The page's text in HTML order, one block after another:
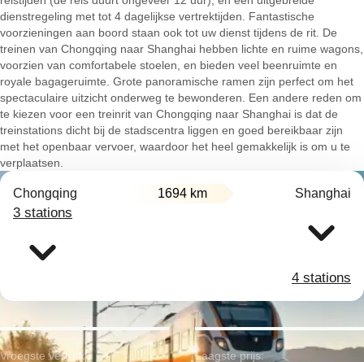
dienstregeling met tot 4 dagelijkse vertrektijden. Fantastische
voorzieningen aan boord staan ook tot uw dienst tijdens de rit. De
treinen van Chongqing naar Shanghai hebben lichte en ruime wagons,
voorzien van comfortabele stoelen, en bieden veel beenruimte en
royale bagageruimte. Grote panoramische ramen zijn perfect om het
spectaculaire uitzicht onderweg te bewonderen. Een andere reden om
te kiezen voor een treinrit van Chongqing naar Shanghai is dat de
treinstations dicht bij de stadscentra liggen en goed bereikbaar zijn
met het openbaar vervoer, waardoor het heel gemakkelijk is om u te
verplaatsen.
Chongqing 1694 km Shanghai
3 stations
4 stations
Vroegste vertrek: Laagste prijs: